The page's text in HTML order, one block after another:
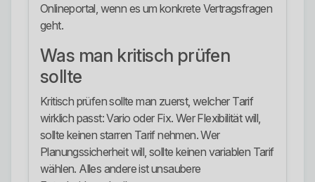
Onlineportal, wenn es um konkrete Vertragsfragen
geht.
Was man kritisch prüfen
sollte
Kritisch prüfen sollte man zuerst, welcher Tarif
wirklich passt: Vario oder Fix. Wer Flexibilität will,
sollte keinen starren Tarif nehmen. Wer
Planungssicherheit will, sollte keinen variablen Tarif
wählen. Alles andere ist unsaubere